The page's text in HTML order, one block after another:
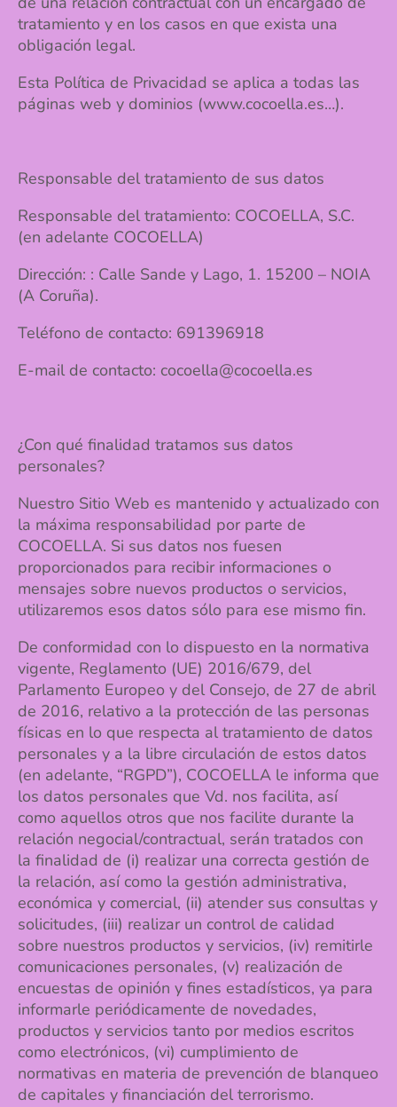
tratamiento y en los casos en que exista una
obligación legal.
Esta Política de Privacidad se aplica a todas las
páginas web y dominios (www.cocoella.es…).
Responsable del tratamiento de sus datos
Responsable del tratamiento: COCOELLA, S.C.
(en adelante COCOELLA)
Dirección: : Calle Sande y Lago, 1. 15200 – NOIA
(A Coruña).
Teléfono de contacto: 691396918
E-mail de contacto: cocoella@cocoella.es
¿Con qué finalidad tratamos sus datos
personales?
Nuestro Sitio Web es mantenido y actualizado con
la máxima responsabilidad por parte de
COCOELLA. Si sus datos nos fuesen
proporcionados para recibir informaciones o
mensajes sobre nuevos productos o servicios,
utilizaremos esos datos sólo para ese mismo fin.
De conformidad con lo dispuesto en la normativa
vigente, Reglamento (UE) 2016/679, del
Parlamento Europeo y del Consejo, de 27 de abril
de 2016, relativo a la protección de las personas
físicas en lo que respecta al tratamiento de datos
personales y a la libre circulación de estos datos
(en adelante, “RGPD”), COCOELLA le informa que
los datos personales que Vd. nos facilita, así
como aquellos otros que nos facilite durante la
relación negocial/contractual, serán tratados con
la finalidad de (i) realizar una correcta gestión de
la relación, así como la gestión administrativa,
económica y comercial, (ii) atender sus consultas y
solicitudes, (iii) realizar un control de calidad
sobre nuestros productos y servicios, (iv) remitirle
comunicaciones personales, (v) realización de
encuestas de opinión y fines estadísticos, ya para
informarle periódicamente de novedades,
productos y servicios tanto por medios escritos
como electrónicos, (vi) cumplimiento de
normativas en materia de prevención de blanqueo
de capitales y financiación del terrorismo.